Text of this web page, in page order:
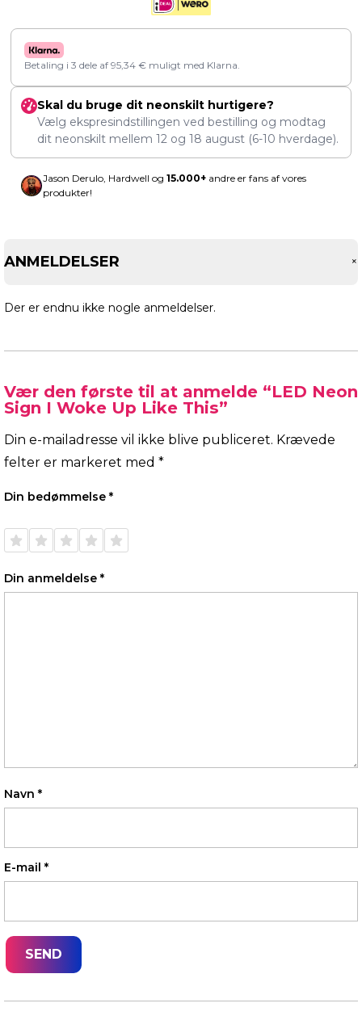
Betaling i 3 dele af 95,34 € muligt med Klarna.
Skal du bruge dit neonskilt hurtigere?
Vælg ekspresindstillingen ved bestilling og modtag
dit neonskilt mellem 12 og 18 august (6-10 hverdage).
Jason Derulo, Hardwell og 15.000+ andre er fans af vores
produkter!
ANMELDELSER +
Der er endnu ikke nogle anmeldelser.
Vær den første til at anmelde “LED Neon
Sign I Woke Up Like This”
Din e-mailadresse vil ikke blive publiceret. Krævede
felter er markeret med *
Din bedømmelse *
Din anmeldelse *
Navn *
E-mail *